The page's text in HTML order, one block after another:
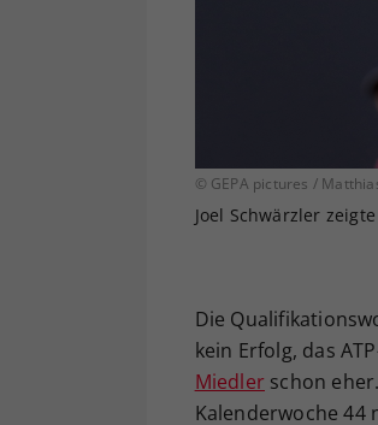
© GEPA pictures /
Joel Schwärzler
Die
kein Erfolg, das
Miedler schon
Kalenderwoche 44